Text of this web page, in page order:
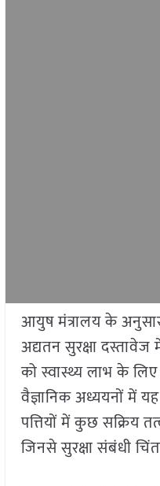
आयुष मंत्रालय के
अद्यतन सुरक्षा
को स्वास्थ्य लाभ के
वैज्ञानिक अध्ययनों में
पत्तियों में कुछ सक्रिय
जिनसे सुरक्षा संबंधी